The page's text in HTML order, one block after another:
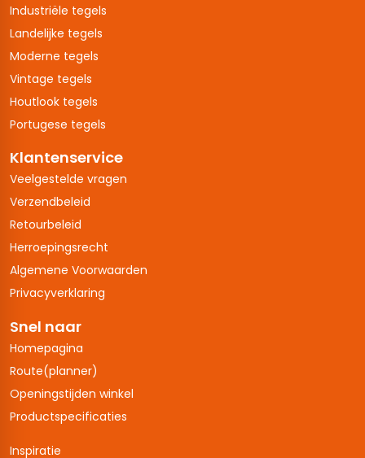
Industriële tegels
Landelijke tegels
Moderne tegels
Vintage tegels
Houtlook tegels
Portugese tegels
Klantenservice
Veelgestelde vragen
Verzendbeleid
Retourbeleid
Herroepingsrecht
Algemene Voorwaarden
Privacyverklaring
Snel naar
Homepagina
Route(planner)
Openingstijden winkel
Productspecificaties
Inspiratie